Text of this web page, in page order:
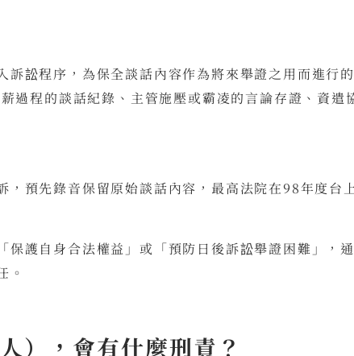
訟程序，為保全談話內容作為將來舉證之用而進行
過程的談話紀錄、主管施壓或霸凌的言論存證、資遣
預先錄音保留原始談話內容，最高法院在98年度
護自身合法權益」或「預防日後訴訟舉證困難」，
。
），會有什麼刑責？